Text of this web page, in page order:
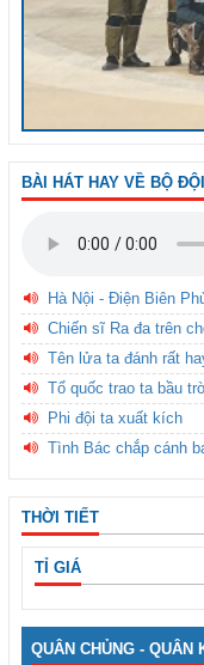
BÀI HÁT HAY VỀ BỘ
Hà Nội - Điện Biên
Chiến sĩ Ra đa trên
Tên lửa ta đánh rất
Tổ quốc trao ta bầu
Phi đội ta xuất kích
Tình Bác chắp cánh
THỜI TIẾT
TỈ GIÁ
QUÂN CHỦNG - QUÂN